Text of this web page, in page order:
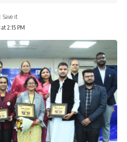
2:15 PM